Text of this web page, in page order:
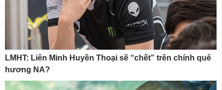
LMHT: Liên Minh Huyền Thoại sẽ “chết” trên chính quê
hương NA?